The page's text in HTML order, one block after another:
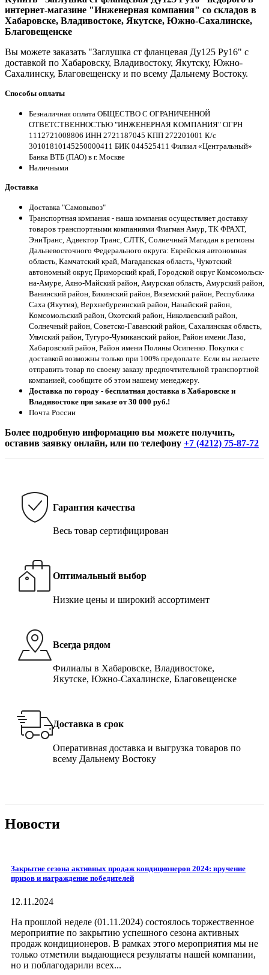
интернет-магазине "Инженерная компания" со складов в
Хабаровске, Владивостоке, Якутске, Южно-Сахалинске,
Благовещенске
Вы можете заказать "Заглушка ст фланцевая Ду125 Ру16" с
доставкой по Хабаровску, Владивостоку, Якутску, Южно-
Сахалинску, Благовещенску и по всему Дальнему Востоку.
Способы оплаты
Безналичная оплата ОБЩЕСТВО С ОГРАНИЧЕННОЙ
ОТВЕТСТВЕННОСТЬЮ "ИНЖЕНЕРНАЯ КОМПАНИЯ" ОГРН
1112721008806 ИНН 2721187045 КПП 272201001 К/с
30101810145250000411 БИК 044525411 Филиал «Центральный»
Банка ВТБ (ПАО) в г. Москве
Наличными
Доставка
Доставка "Самовывоз"
Транспортная компания - наша компания осуществляет доставку
товаров транспортными компаниями Флагман Амур, ТК ФРАХТ,
ЭниТранс, Адвектор Транс, СЛТК, Солнечный Магадан в регионы
Дальневосточного Федерального округа: Еврейская автономная
область, Камчатский край, Магаданская область, Чукотский
автономный округ, Приморский край, Городской округ Комсомольск-
на-Амуре, Аяно-Майский район, Амурская область, Амурский район,
Ванинский район, Бикинский район, Вяземский район, Республика
Саха (Якутия), Верхнебуреинский район, Нанайский район,
Комсомольский район, Охотский район, Николаевский район,
Солнечный район, Советско-Гаванский район, Сахалинская область,
Ульчский район, Тугуро-Чумиканский район, Район имени Лазо,
Хабаровский район, Район имени Полины Осипенко. Покупки с
доставкой возможны только при 100% предоплате. Если вы желаете
отправить товар по своему заказу предпочтительной транспортной
компанией, сообщите об этом нашему менеджеру.
Доставка по городу - бесплатная доставка в Хабаровске и
Владивостоке при заказе от 30 000 руб.!
Почта России
Более подробную информацию вы можете получить,
оставив заявку онлайн, или по телефону +7 (4212) 75-87-72
Гарантия качества
Весь товар сертифицирован
Оптимальный выбор
Низкие цены и широкий ассортимент
Всегда рядом
Филиалы в Хабаровске, Владивостоке,
Якутске, Южно-Сахалинске, Благовещенске
Доставка в срок
Оперативная доставка и выгрузка товаров по
всему Дальнему Востоку
Новости
Закрытие сезона активных продаж кондиционеров 2024: вручение
призов и награждение победителей
12.11.2024
На прошлой неделе (01.11.2024) состоялось торжественное
мероприятие по закрытию успешного сезона активных
продаж кондиционеров. В рамках этого мероприятия мы не
только отметили выдающиеся результаты нашей компании,
но и поблагодарили всех...